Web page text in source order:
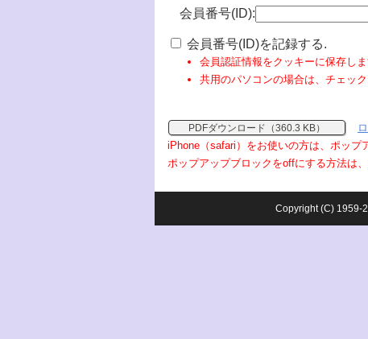
会員番号(ID):
会員番号(ID)を記録する.
会員認証情報をクッキーに保存し
共用のパソコンの場合は、チェッ
PDFダウンロード（360.3 KB）
iPhone（safari）をお使いの方は、ポップ
ポップアップブロックをoffにする方法は、
Copyright (C) 1959-